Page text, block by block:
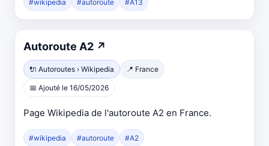
#wikipedia #autoroute #A13
Autoroute A2 ↗
🔌 Autoroutes › Wikipedia 📍 France
📅 Ajouté le 16/05/2026
Page Wikipedia de l'autoroute A2 en France.
#wikipedia #autoroute #A2